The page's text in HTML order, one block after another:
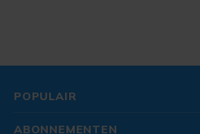
POPULAIR
ABONNEMENTEN